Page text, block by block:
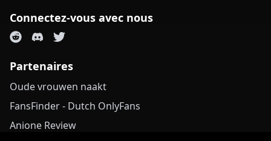
Connectez-vous avec nous
Partenaires
Oude vrouwen naakt
FansFinder - Dutch OnlyFans
Anione Review